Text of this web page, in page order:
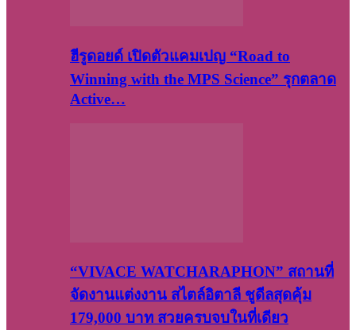
ฮีรูดอยด์ เปิดตัวแคมเปญ “Road to
Winning with the MPS Science” รุกตลาด
Active…
“VIVACE WATCHARAPHON” สถานที่
จัดงานแต่งงาน สไตล์อิตาลี ชูดีลสุดคุ้ม
179,000 บาท สวยครบจบในที่เดียว